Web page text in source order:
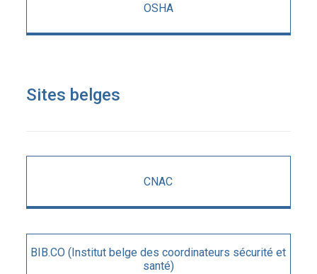
OSHA
Sites belges
CNAC
BIB.CO (Institut belge des coordinateurs sécurité et
santé)